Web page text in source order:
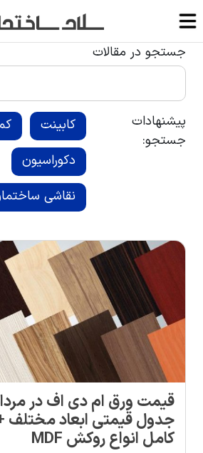
جستجو در مقالات
پیشنهادات
جستجو:
کابینت
دکوراسیون
نقاشی
جدول قیمتی ابعاد مختلف
کامل انواع روکش MDF